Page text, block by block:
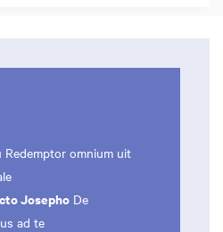
Redemptor omnium uit
Josepho De
ad te